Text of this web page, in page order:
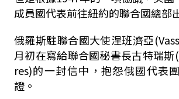
成員國代表前往紐約的聯合國總部
俄羅斯駐聯合國大使涅班濟亞
月初在寫給聯合國秘書長古特瑞
res)的一封信中，抱怨俄國代表
證。